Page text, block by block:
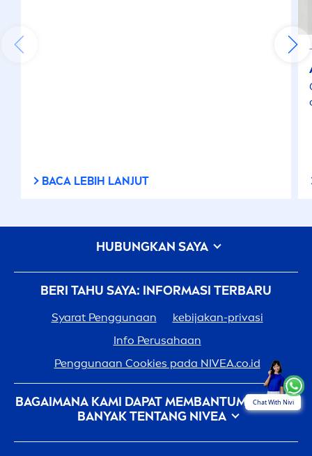
BACA LEBIH LANJUT
Chat With Nivi
BERI TAHU SAYA: INFORMASI TERBARU
Syarat Penggunaan
kebijakan-privasi
Info Perusahaan
Penggunaan Cookies pada NIVEA.co.id
BAGAIMANA KAMI DAPAT MEMBANTUMU: LEBIH
BANYAK TENTANG NIVEA
SejarahNIVEA- 100 Tahun Dalam Pembuatannya
HUBUNGKAN SAYA